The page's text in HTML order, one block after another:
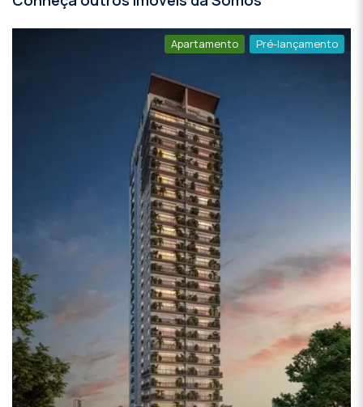
Apartamento Pré-lançamento